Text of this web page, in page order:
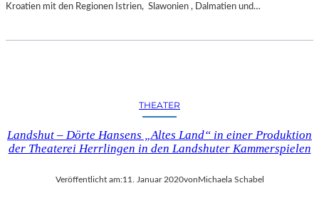
Kroatien mit den Regionen Istrien, Slawonien , Dalmatien und…
THEATER
Landshut – Dörte Hansens „Altes Land“ in einer Produktion
der Theaterei Herrlingen in den Landshuter Kammerspielen
Veröffentlicht am:11. Januar 2020vonMichaela Schabel